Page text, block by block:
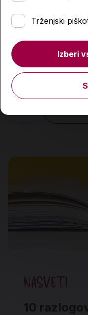
Skrivnostno
24,90 €
Količina
NASVETI
10
Trženjski
Izberi